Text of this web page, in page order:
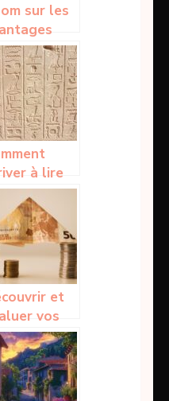
sur les
toilettes
à lire
et
vos
de 2
rares :
trésor
dans